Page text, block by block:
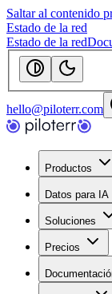
Saltar al contenido
Estado de la red
Estado de la red
hello@piloterr.com
Productos
Datos para IA
Soluciones
Precios